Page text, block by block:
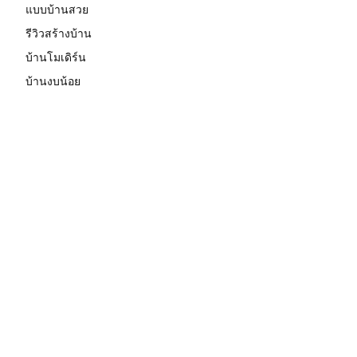
แบบบ้านสวย
รีวิวสร้างบ้าน
บ้านโมเดิร์น
บ้านงบน้อย